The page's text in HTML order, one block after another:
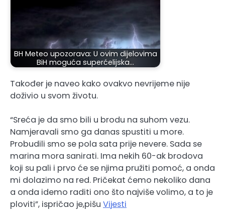
BH Meteo upozorava: U ovim dijelovima
BiH moguća superćelijska…
Također je naveo kako ovakvo nevrijeme nije
doživio u svom životu.
“Sreća je da smo bili u brodu na suhom vezu.
Namjeravali smo ga danas spustiti u more.
Probudili smo se pola sata prije nevere. Sada se
marina mora sanirati. Ima nekih 60-ak brodova
koji su pali i prvo će se njima pružiti pomoć, a onda
mi dolazimo na red. Pričekat ćemo nekoliko dana
a onda idemo raditi ono što najviše volimo, a to je
ploviti”, ispričao je,pišu Vijesti